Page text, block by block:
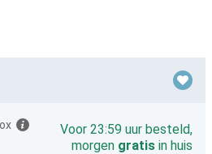
Voor 23:59 uur besteld,
morgen gratis in huis